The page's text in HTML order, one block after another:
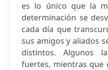
es lo único que la
determinación se
cada día que
sus amigos y aliados
distintos. Algunos
fuertes, mientras que